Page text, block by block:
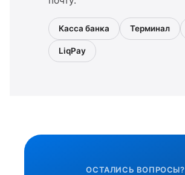
Касса банка Терминал
LiqPay
ОСТАЛИСЬ ВОПРОСЫ?